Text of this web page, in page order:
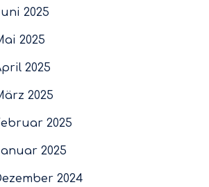
2025
2025
2025
2025
2025
2025
2024